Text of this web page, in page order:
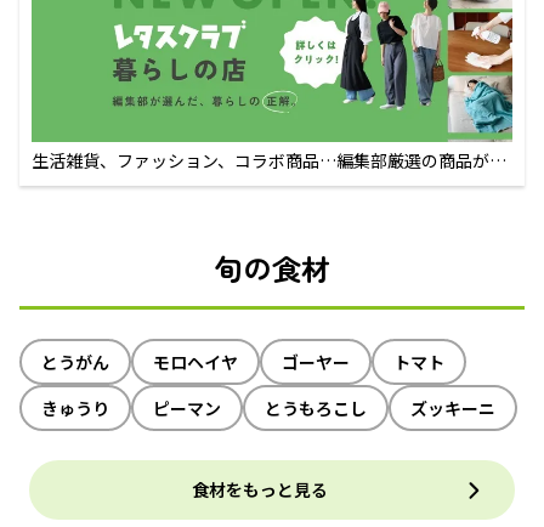
生活雑貨、ファッション、コラボ商品…編集部厳選の商品が買
えるECサイト
旬の食材
とうがん モロヘイヤ ゴーヤー
トマト
きゅうり
ピーマン とうもろこし ズッキーニ
食材をもっと見る